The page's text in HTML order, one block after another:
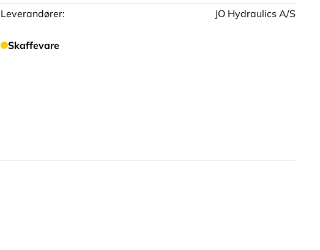
Leverandører:
JO Hydraulics A/S
Skaffevare